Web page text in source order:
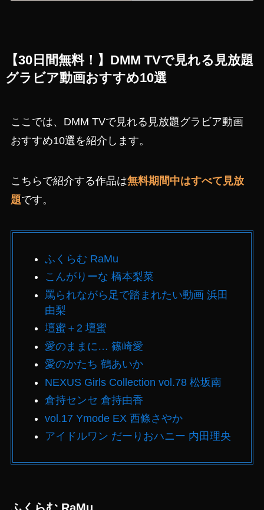
【30日間無料！】DMM TVで見れる見放題
グラビア動画おすすめ10選
ここでは、DMM TVで見れる見放題グラビア動画
おすすめ10選を紹介します。
こちらで紹介する作品は無料期間中はすべて見放
題です。
ふくらむ RaMu
こんがりーな 橋本梨菜
罵られながら足で踏まれたい動画 浜田
由梨
壇蜜＋2 壇蜜
愛のままに… 篠崎愛
愛のかたち 鶴あいか
NEXUS Girls Collection vol.78 松坂南
倉持センセ 倉持由香
vol.17 Ymode EX 西條さやか
アイドルワン だーりおハニー 内田理央
ふくらむ RaMu